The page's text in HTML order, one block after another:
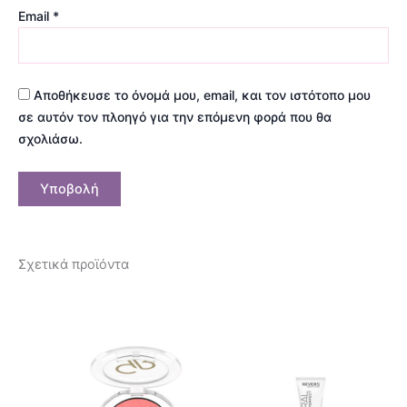
Email *
Αποθήκευσε το όνομά μου, email, και τον ιστότοπο μου
σε αυτόν τον πλοηγό για την επόμενη φορά που θα
σχολιάσω.
Σχετικά προϊόντα